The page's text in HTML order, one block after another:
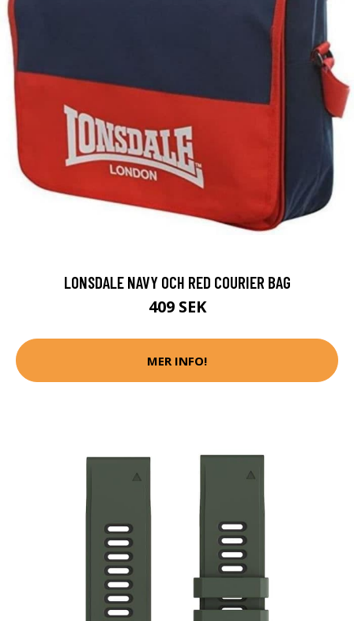
LONSDALE NAVY OCH RED COURIER BAG
409 SEK
MER INFO!